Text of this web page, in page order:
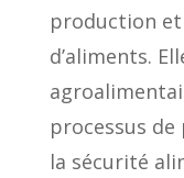
production
d’aliments.
processus
la sécurité